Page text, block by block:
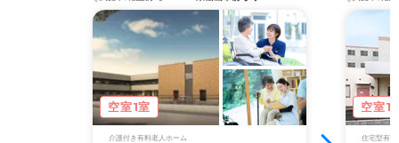
空室1室
介護付き有料老人ホーム
空室1
住宅型有料